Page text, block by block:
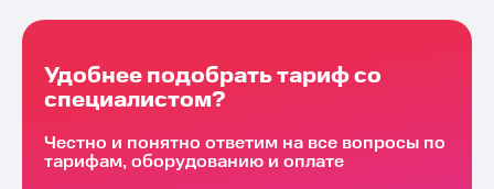
Удобнее подобрать тариф со
специалистом?
Честно и понятно ответим на все вопросы по
тарифам, оборудованию и оплате